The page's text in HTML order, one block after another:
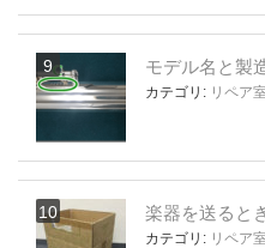
モデル名と製
カテゴリ: リペア
楽器を送ると
カテゴリ: リペア